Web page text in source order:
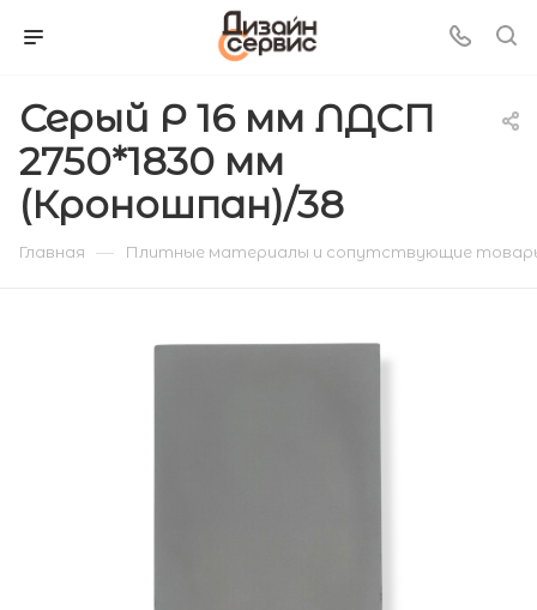
Серый Р 16 мм ЛДСП
2750*1830 мм
(Кроношпан)/38
Главная — Плитные материалы и сопутствующие